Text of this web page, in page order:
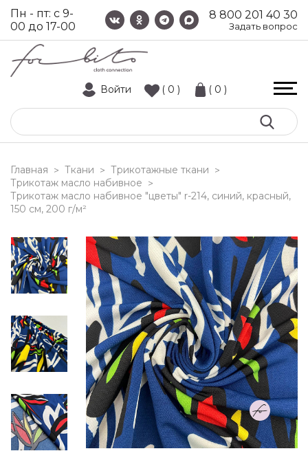
8 800 201 40 30
Задать вопрос
Пн - пт: с 9-
00 до 17-00
Войти ( 0 ) ( 0 )
Главная > Ткани > Трикотажные ткани >
Трикотаж масло набивное >
трикотаж масло набивное "цветы" r-214, синий, красный,
150 см, 200 г/м²